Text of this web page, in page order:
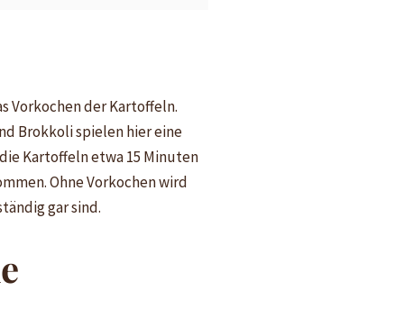
Vorkochen der Kartoffeln.
Brokkoli spielen hier eine
Kartoffeln etwa 15 Minuten
Ohne Vorkochen wird
gar sind.